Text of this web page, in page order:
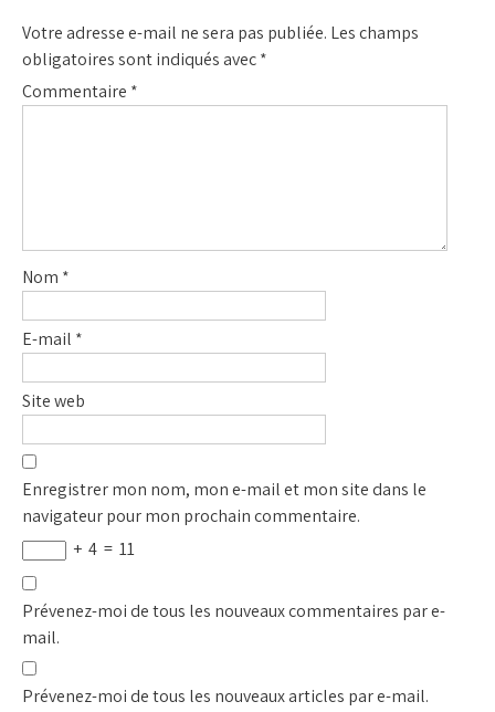
Votre adresse e-mail ne sera pas publiée. Les champs
obligatoires sont indiqués avec*
Commentaire *
Nom *
E-mail *
Site web
Enregistrer mon nom, mon e-mail et mon site dans le
navigateur pour mon prochain commentaire.
+ 4 = 11
Prévenez-moi de tous les nouveaux commentaires par e-
mail.
Prévenez-moi de tous les nouveaux articles par e-mail.